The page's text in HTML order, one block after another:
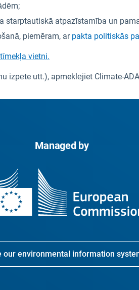
starptautiskā atpazīstamība un
piemēram, ar pakta politiskās
vietni.
izpēte utt.), apmeklējiet Climate-
Managed by
our environmental information